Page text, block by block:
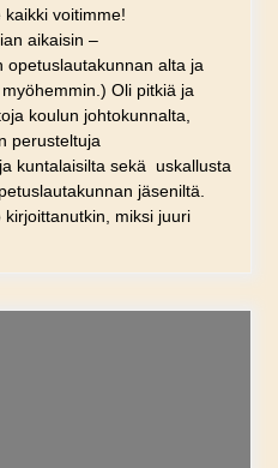
voitimme!
aikaisin –
opetuslautakunnan alta ja
Oli pitkiä ja
koulun johtokunnalta,
perusteltuja
kuntalaisilta sekä uskallusta
jäseniltä.
miksi juuri